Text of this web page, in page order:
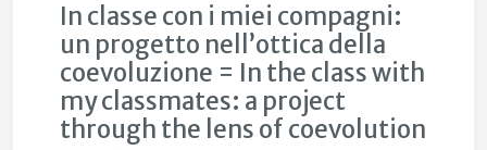
In classe con i miei compagni:
un progetto nell’ottica della
coevoluzione = In the class with
my classmates: a project
through the lens of coevolution